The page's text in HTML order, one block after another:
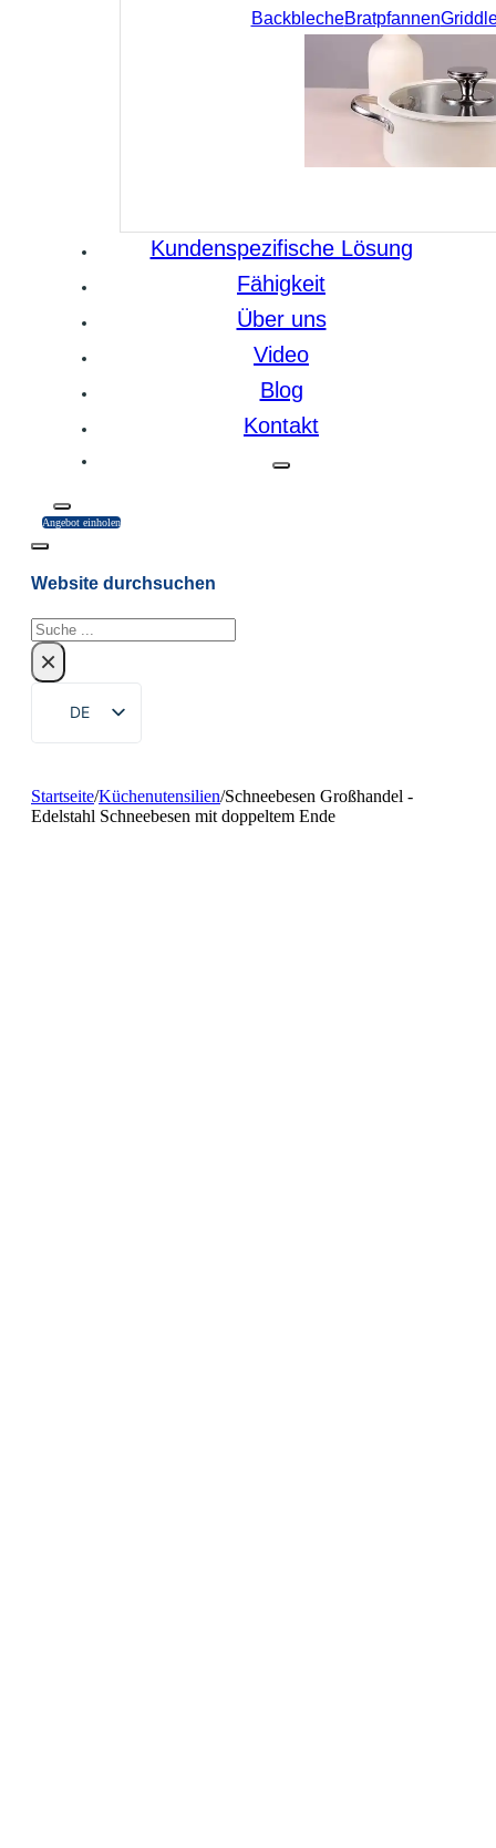
BackblecheBratpfannen
Kundenspezifische Lösung
Fähigkeit
Über uns
Video
Blog
Kontakt
Angebot einholen
Website durchsuchen
Suchen
×
DE
EN
FR
Startseite/Küchenutensilien/Schneebesen Großhandel -
Edelstahl Schneebesen mit doppeltem Ende